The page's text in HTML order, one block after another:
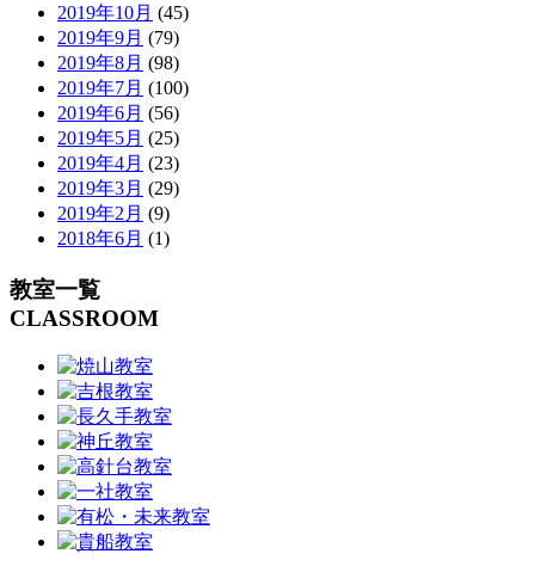
2019年10月 (45)
2019年9月 (79)
2019年8月 (98)
2019年7月 (100)
2019年6月 (56)
2019年5月 (25)
2019年4月 (23)
2019年3月 (29)
2019年2月 (9)
2018年6月 (1)
教室一覧
CLASSROOM